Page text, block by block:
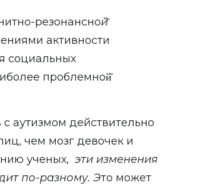
резонансной
активности
социальных
проблемной̆
аутизмом действительно
чем мозг девочек и
ученых, эти изменения
по-разному. Это может